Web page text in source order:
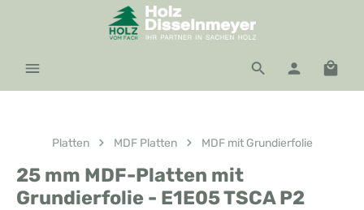
Zum Hauptinhalt springen
Platten MDF Platten MDF mit Grundierfolie
25 mm MDF-Platten mit
Grundierfolie - E1E05 TSCA P2